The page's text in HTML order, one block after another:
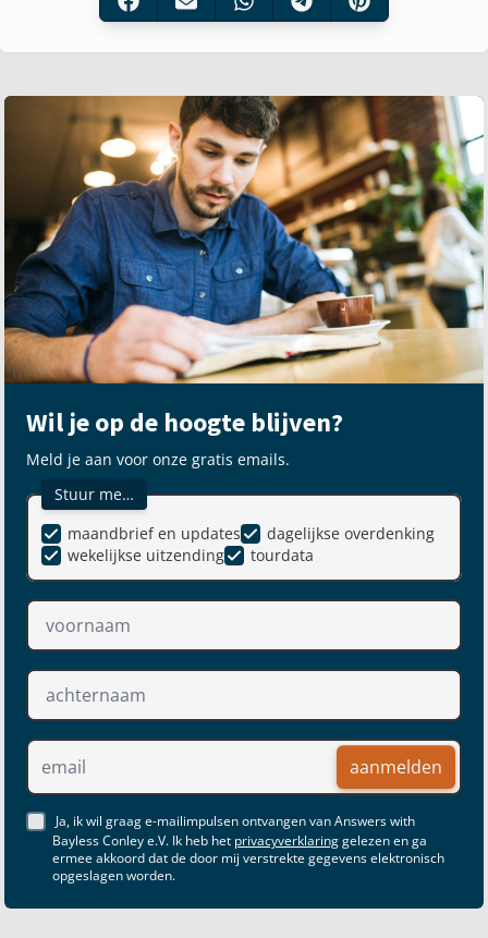
Wil je op de hoogte blijven?
Meld je aan voor onze gratis emails.
Stuur me…
maandbrief en updates
dagelijkse overdenking
wekelijkse uitzending
tourdata
aanmelden
Ja, ik wil graag e-mailimpulsen ontvangen van Answers with
Bayless Conley e.V. Ik heb het privacyverklaringgelezen en ga
ermee akkoord dat de door mij verstrekte gegevens elektronisch
opgeslagen worden.